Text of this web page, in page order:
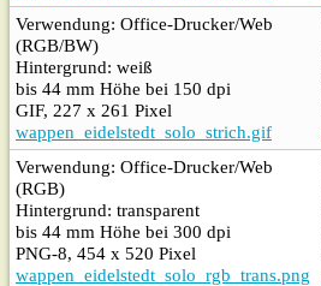
Verwendung: Office-Drucker/Web
(RGB/BW)
Hintergrund: weiß
bis 44 mm Höhe bei 150 dpi
GIF, 227 x 261 Pixel
wappen_eidelstedt_solo_strich.gif
Verwendung: Office-Drucker/Web
(RGB)
Hintergrund: transparent
bis 44 mm Höhe bei 300 dpi
PNG-8, 454 x 520 Pixel
wappen_eidelstedt_solo_rgb_trans.png